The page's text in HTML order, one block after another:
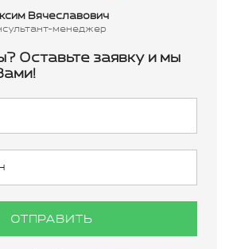
Вячеславович
менеджер
Оставьте заявку и мы
ОТПРАВИТЬ